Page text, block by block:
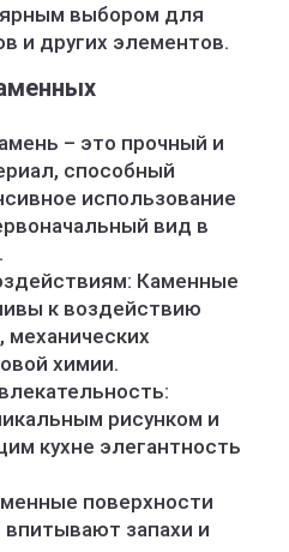
выбором для
и других элементов.
– это прочный и
способный
использование
вид в
Каменные
к воздействию
механических
химии.
рисунком и
кухне элегантность
поверхности
впитывают запахи и